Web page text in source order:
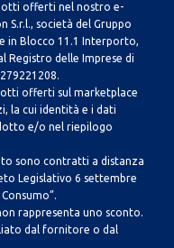
offerti nel nostro e-
S.r.l., società del Gruppo
in Blocco 11.1 Interporto,
Registro delle Imprese di
offerti sul marketplace
la cui identità e i dati
e/o nel riepilogo
sono contratti a distanza
Legislativo 6 settembre
rappresenta uno sconto.
dal fornitore o dal